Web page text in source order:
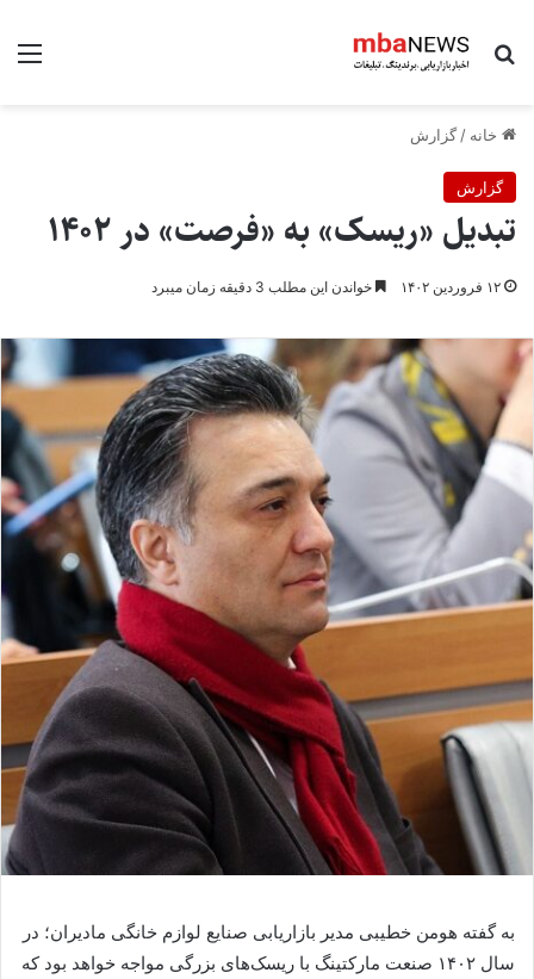
جستجو برای
خانه / گزارش
گزارش
تبدیل «ریسک» به «فرصت» در ۱۴۰۲
۱۲ فروردین ۱۴۰۲ خواندن این مطلب 3 دقیقه زمان میبرد
به گفته هومن خطیبی مدیر بازاریابی صنایع لوازم خانگی مادیران؛ در
سال ۱۴۰۲ صنعت مارکتینگ با ریسک‌های بزرگی مواجه خواهد بود که